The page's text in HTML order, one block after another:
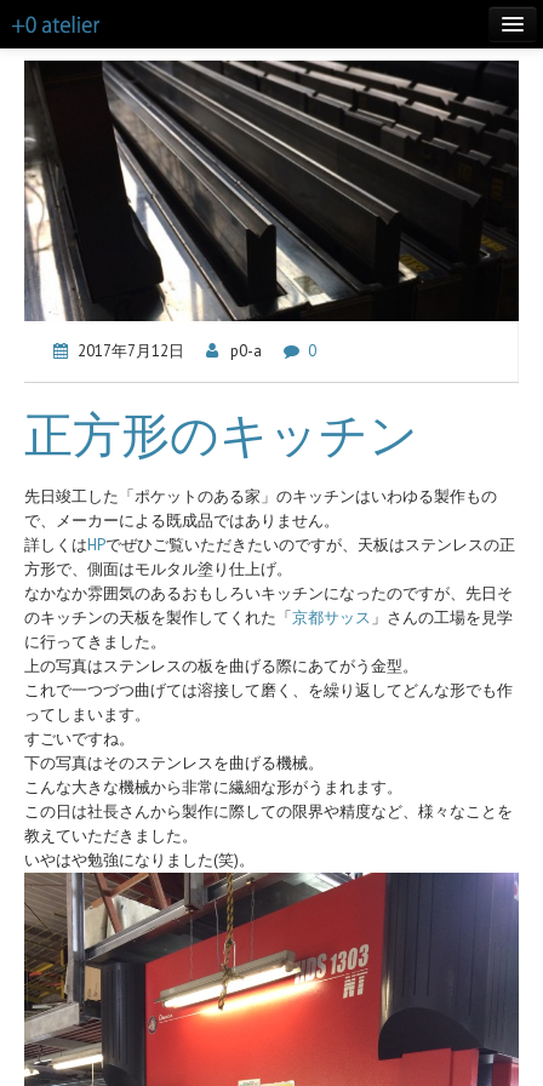
TOP
LIFE
WORKS
ABOUT
CONTACT
BLOG
2017年7月12日 p0-a 0
正方形のキッチン
先日竣工した「ポケットのある家」のキッチンはいわゆる製作もの
で、メーカーによる既成品ではありません。
詳しくはHPでぜひご覧いただきたいのですが、天板はステンレスの正
方形で、側面はモルタル塗り仕上げ。
なかなか雰囲気のあるおもしろいキッチンになったのですが、先日そ
のキッチンの天板を製作してくれた「京都サッス 」さんの工場を見学
に行ってきました。
上の写真はステンレスの板を曲げる際にあてがう金型。
これで一つづつ曲げては溶接して磨く、を繰り返してどんな形でも作
ってしまいます。
すごいですね。
下の写真はそのステンレスを曲げる機械。
こんな大きな機械から非常に繊細な形がうまれます。
この日は社長さんから製作に際しての限界や精度など、様々なことを
教えていただきました。
いやはや勉強になりました(笑)。